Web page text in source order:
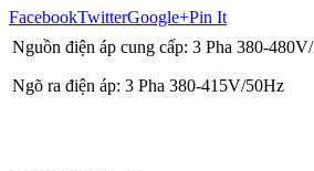
FacebookTwitterGoogle+Pin It
Nguồn điện áp cung cấp: 3 Pha 380-
Ngõ ra điện áp: 3 Pha 380-415V/50Hz